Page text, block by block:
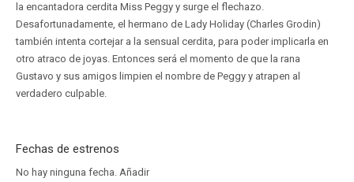
la encantadora cerdita Miss Peggy y surge el flechazo.
Desafortunadamente, el hermano de Lady Holiday (Charles Grodin)
también intenta cortejar a la sensual cerdita, para poder implicarla en
otro atraco de joyas. Entonces será el momento de que la rana
Gustavo y sus amigos limpien el nombre de Peggy y atrapen al
verdadero culpable.
Fechas de estrenos
No hay ninguna fecha. Añadir